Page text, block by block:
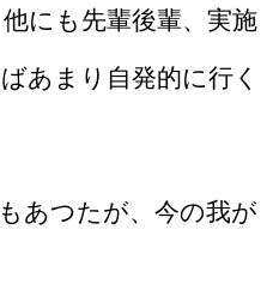
にも先輩後輩、実施
あまり自発的に行く
あつたが、今の我が